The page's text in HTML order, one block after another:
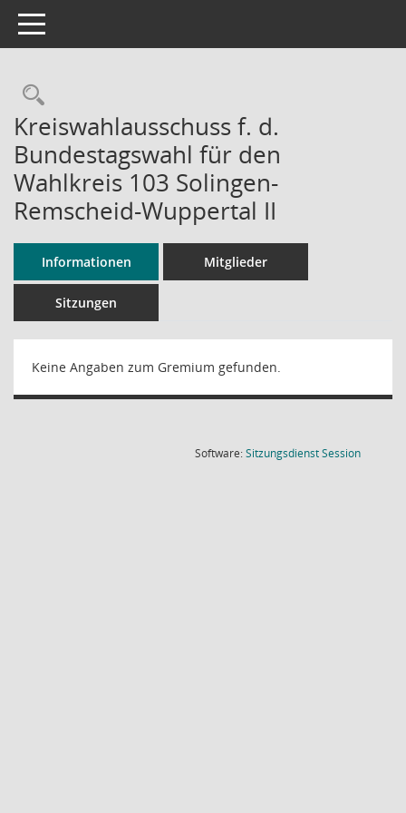
Toggle navigation
Rechercheauswahl
Kreiswahlausschuss f. d.
Bundestagswahl für den
Wahlkreis 103 Solingen-
Remscheid-Wuppertal II
Informationen Mitglieder
Sitzungen
Keine Angaben zum Gremium gefunden.
Software:SitzungsdienstSession(Wird in